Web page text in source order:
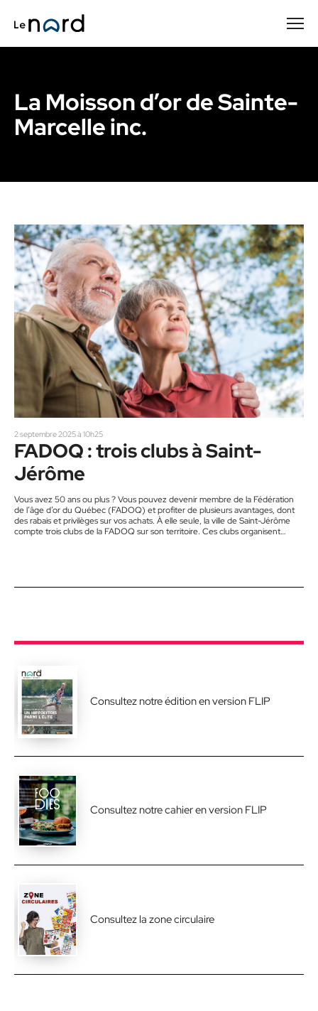
La Moisson d’or de Sainte-
Marcelle inc.
2 septembre 2025 à 10h25
FADOQ : trois clubs à Saint-
Jérôme
Vous avez 50 ans ou plus ? Vous pouvez devenir membre de la Fédération
de l’âge d’or du Québec (FADOQ) et profiter de plusieurs avantages, dont
des rabais et privilèges sur vos achats. À elle seule, la ville de Saint-Jérôme
compte trois clubs de la FADOQ sur son territoire. Ces clubs organisent
Consultez notre édition en version FLIP
Consultez notre cahier en version FLIP
Consultez la zone circulaire